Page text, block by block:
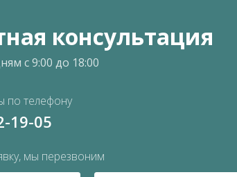
консультация
с 9:00 до 18:00
по телефону
19-05
мы перезвоним